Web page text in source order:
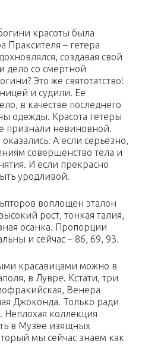
красоты была
Праксителя – гетера
создавая свой
дело со смертной
Это же святотатство!
и судили. Ее
в качестве последнего
одежды. Красота гетеры
признали невиновной.
А если серьезно,
совершенство тела и
И если прекрасно
уродливой.
воплощен эталон
рост, тонкая талия,
осанка. Пропорции
и сейчас – 86, 69, 93.
красавицами можно в
в Лувре. Кстати, три
Венера
Джоконда. Только ради
Неплохая коллекция
в Музее изящных
мы сейчас знаем как